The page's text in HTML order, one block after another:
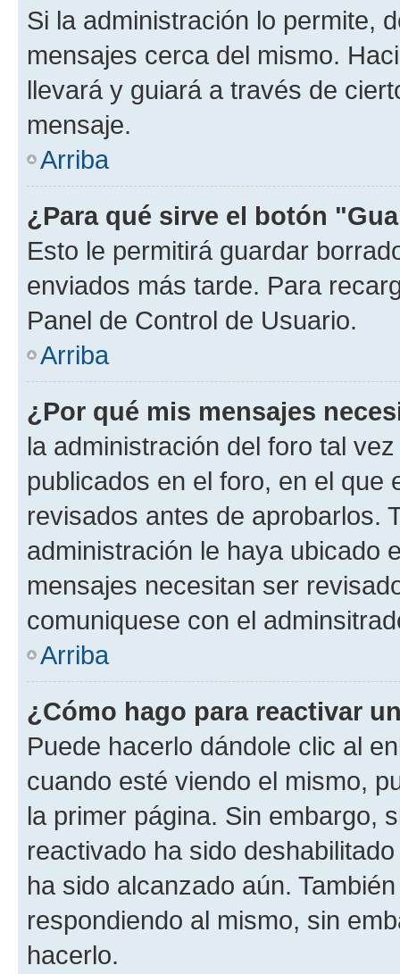
Si la administración lo permite,
mensajes cerca del mismo.
llevará y guiará a través de
mensaje.
Arriba
¿Para qué sirve el botón
Esto le permitirá guardar
enviados más tarde. Para
Panel de Control de Usuario.
Arriba
¿Por qué mis mensajes
la administración del foro tal
publicados en el foro, en el
revisados antes de aprobarlos.
administración le haya ubicado
mensajes necesitan ser
comuniquese con el
Arriba
¿Cómo hago para reactivar
Puede hacerlo dándole clic al
cuando esté viendo el mismo,
la primer página. Sin embargo,
reactivado ha sido
ha sido alcanzado aún.
respondiendo al mismo, sin
hacerlo.